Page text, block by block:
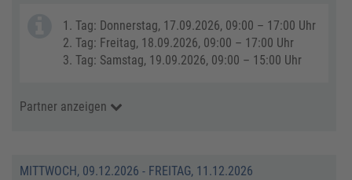
1. Tag: Donnerstag, 17.09.2026, 09:00 – 17:00 Uhr
2. Tag: Freitag, 18.09.2026, 09:00 – 17:00 Uhr
3. Tag: Samstag, 19.09.2026, 09:00 – 15:00 Uhr
Partner anzeigen
MITTWOCH, 09.12.2026 - FREITAG, 11.12.2026